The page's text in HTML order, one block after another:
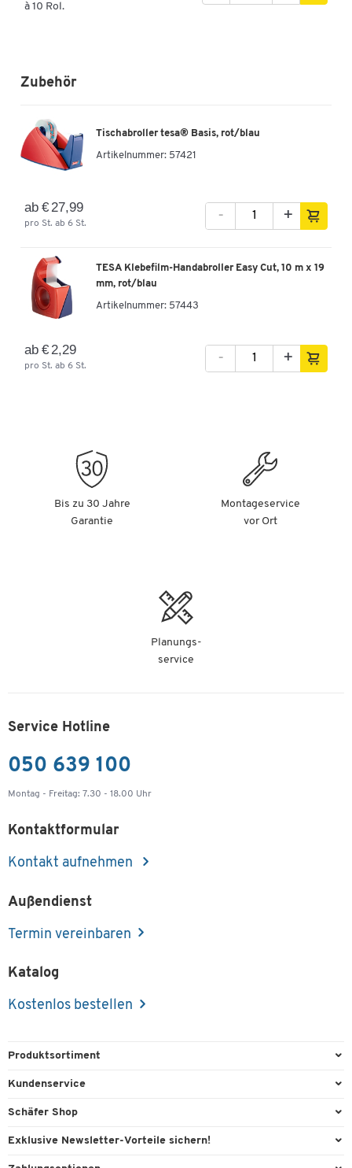
à 10 Rol.
Zubehör
Tischabroller tesa® Basis, rot/blau
Artikelnummer: 57421
ab € 27,99
pro St. ab 6 St.
- +
TESA Klebefilm-Handabroller Easy Cut, 10 m x 19
mm, rot/blau
Artikelnummer: 57443
ab € 2,29
pro St. ab 6 St.
- +
Bis zu 30 Jahre
Garantie
Montageservice
vor Ort
Planungs-
service
Service Hotline
050 639 100
Montag - Freitag: 7.30 - 18.00 Uhr
Kontaktformular
Kontakt aufnehmen
Außendienst
Termin vereinbaren
Katalog
Kostenlos bestellen
Produktsortiment
Büroausstattung
Kundenservice
Direktbestellung
Schäfer Shop
Services & Leistungen
Exklusive Newsletter-Vorteile sichern!
Willkommensgeschenk